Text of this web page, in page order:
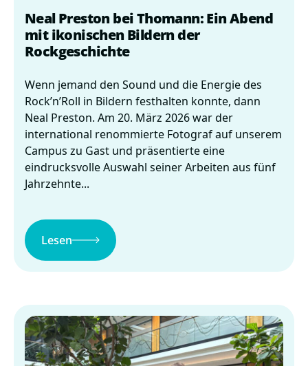
Neal Preston bei Thomann: Ein Abend
mit ikonischen Bildern der
Rockgeschichte
Wenn jemand den Sound und die Energie des
Rock’n’Roll in Bildern festhalten konnte, dann
Neal Preston. Am 20. März 2026 war der
international renommierte Fotograf auf unserem
Campus zu Gast und präsentierte eine
eindrucksvolle Auswahl seiner Arbeiten aus fünf
Jahrzehnte...
Lesen